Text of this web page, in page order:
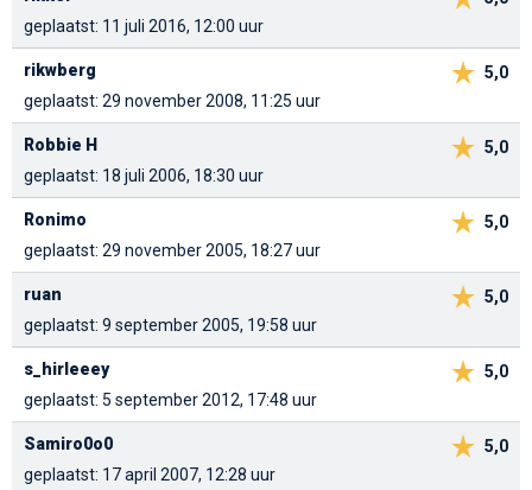
geplaatst: 11 juli 2016, 12:00 uur
5,0
rikwberg
geplaatst: 29 november 2008, 11:25 uur
5,0
Robbie H
geplaatst: 18 juli 2006, 18:30 uur
5,0
Ronimo
geplaatst: 29 november 2005, 18:27 uur
5,0
ruan
geplaatst: 9 september 2005, 19:58 uur
5,0
s_hirleeey
geplaatst: 5 september 2012, 17:48 uur
5,0
Samiro0o0
geplaatst: 17 april 2007, 12:28 uur